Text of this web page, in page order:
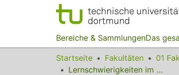
Bereiche & SammlungenDas
Startseite Fakultäten
Lernschwierigkeiten im Größenbereich Geld